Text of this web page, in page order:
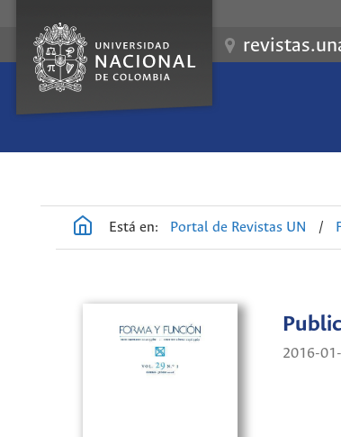
Está en: Portal de Revistas UN /
2016-